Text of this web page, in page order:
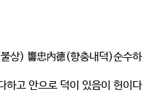
상) 響忠內德(향충내덕)순수
하고 안으로 덕이 있음이 헌이다